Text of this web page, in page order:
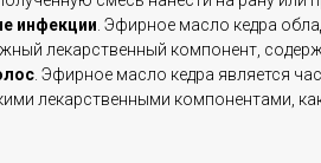
инфекции . Эфирное масло кедра
лекарственный компонент,
. Эфирное масло кедра является
лекарственными компонентами,